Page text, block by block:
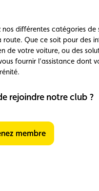
nos différentes catégories
route. Que ce soit pour des
de votre voiture, ou des
fournir l’assistance dont
rejoindre notre club ?
membre